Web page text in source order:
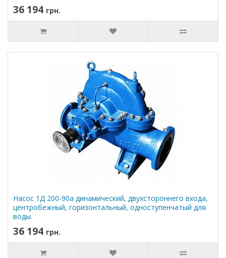
36 194 грн.
Насос 1Д 200-90а динамический, двухстороннего входа,
центробежный, горизонтальный, одноступенчатый для
воды.
36 194 грн.